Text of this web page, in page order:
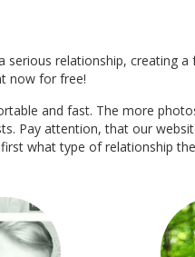
relationship, creating a
now for free!
and fast. The more
Pay attention, that our
what type of relationship